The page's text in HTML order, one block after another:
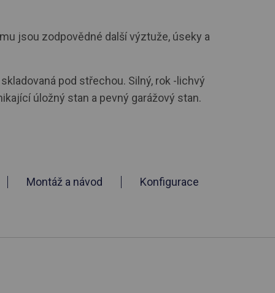
jsou zodpovědné další výztuže, úseky a
pod střechou. Silný, rok -lichvý
úložný stan a pevný garážový stan.
Montáž a návod Konfigurace